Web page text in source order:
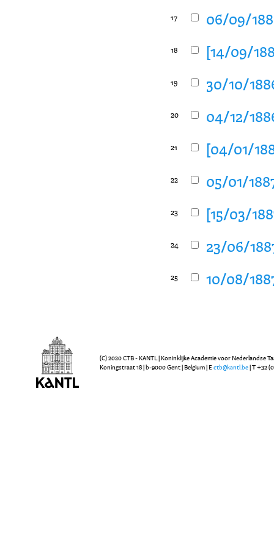
17 06/09/
18 [14/09/
19 30/10/
20 04/12/
21 [04/01/
22 05/01/
23 [15/03/
24 23/06/
25 10/08/
(C) 2020 CTB - KANTL | Koninklijke Academie voor Nederlandse
Koningstraat 18 | b-9000 Gent | Belgium | E ctb@kantl.be | T +32